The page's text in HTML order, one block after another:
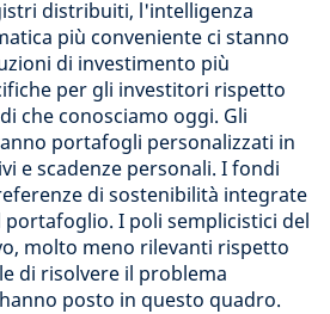
distribuiti, l'intelligenza
più conveniente ci stanno
di investimento più
per gli investitori rispetto
che conosciamo oggi. Gli
portafogli personalizzati in
e scadenze personali. I fondi
di sostenibilità integrate
I poli semplicistici del
molto meno rilevanti rispetto
di risolvere il problema
posto in questo quadro.